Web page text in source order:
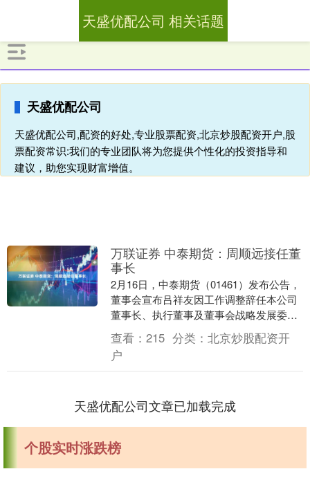
天盛优配公司
天盛优配公司,配资的好处,专业股票配资,北京炒股配资开户,股
票配资常识:我们的专业团队将为您提供个性化的投资指导和
建议，助您实现财富增值。
天盛优配公司 相关话题
万联证券 中泰期货：周顺远接任董
事长
2月16日，中泰期货（01461）发布公告，
董事会宣布吕祥友因工作调整辞任本公司
董事长、执行董事及董事会战略发展委员
会主席职务，辞任自2026年2月14日起生
效....
查看： 215 分类： 北京炒股配资开
户
天盛优配公司文章已加载完成
个股实时涨跌榜